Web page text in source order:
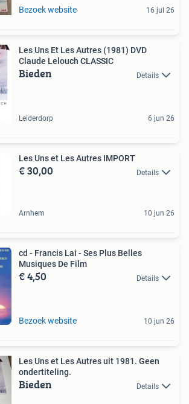
Bezoek website 16 jul 26
Les Uns Et Les Autres (1981) DVD
Claude Lelouch CLASSIC
Bieden Details
Leiderdorp 6 jun 26
Les Uns et Les Autres IMPORT
€ 30,00 Details
Arnhem 10 jun 26
cd - Francis Lai - Ses Plus Belles
Musiques De Film
€ 4,50 Details
Bezoek website 10 jun 26
Les Uns et Les Autres uit 1981. Geen
ondertiteling.
Bieden Details